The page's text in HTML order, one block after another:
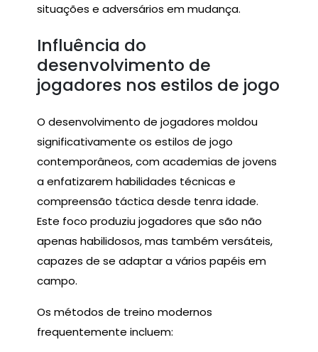
situações e adversários em mudança.
Influência do
desenvolvimento de
jogadores nos estilos de jogo
O desenvolvimento de jogadores moldou
significativamente os estilos de jogo
contemporâneos, com academias de jovens
a enfatizarem habilidades técnicas e
compreensão táctica desde tenra idade.
Este foco produziu jogadores que são não
apenas habilidosos, mas também versáteis,
capazes de se adaptar a vários papéis em
campo.
Os métodos de treino modernos
frequentemente incluem: